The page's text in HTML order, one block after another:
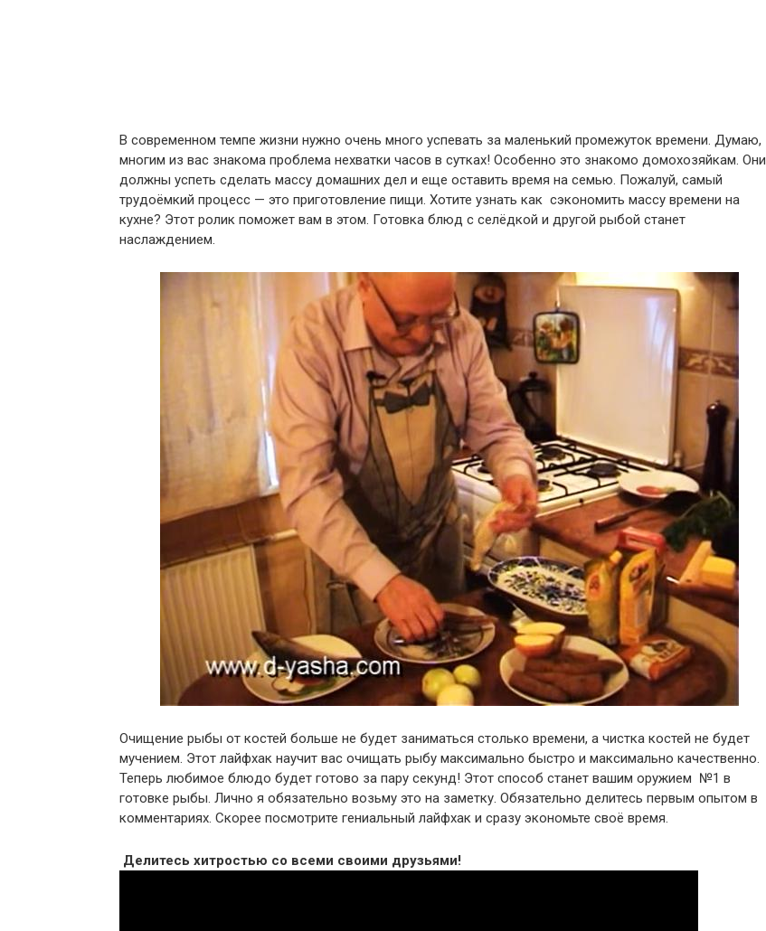
В современном темпе жизни нужно очень много успевать за маленький промежуток времени. Думаю,
многим из вас знакома проблема нехватки часов в сутках! Особенно это знакомо домохозяйкам. Они
должны успеть сделать массу домашних дел и еще оставить время на семью. Пожалуй, самый
трудоёмкий процесс — это приготовление пищи. Хотите узнать как сэкономить массу времени на
кухне? Этот ролик поможет вам в этом. Готовка блюд с селёдкой и другой рыбой станет
наслаждением.
Очищение рыбы от костей больше не будет заниматься столько времени, а чистка костей не будет
мучением. Этот лайфхак научит вас очищать рыбу максимально быстро и максимально качественно.
Теперь любимое блюдо будет готово за пару секунд! Этот способ станет вашим оружием №1 в
готовке рыбы. Лично я обязательно возьму это на заметку. Обязательно делитесь первым опытом в
комментариях. Скорее посмотрите гениальный лайфхак и сразу экономьте своё время.
Делитесь хитростью со всеми своими друзьями!